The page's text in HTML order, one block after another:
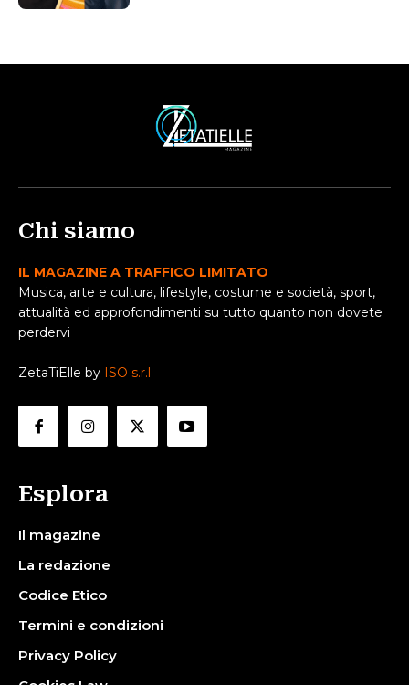
Chi siamo
IL MAGAZINE A TRAFFICO LIMITATO
Musica, arte e cultura, lifestyle, costume e società, sport,
attualità ed approfondimenti su tutto quanto non dovete
perdervi
ZetaTiElle by ISO s.r.l
Esplora
Il magazine
La redazione
Codice Etico
Termini e condizioni
Privacy Policy